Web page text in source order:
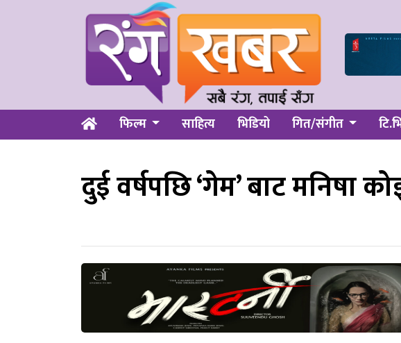
फिल्म साहित्य भिडियो गित/संगीत
दुई वर्षपछि ‘गेम’ बाट मनिषा